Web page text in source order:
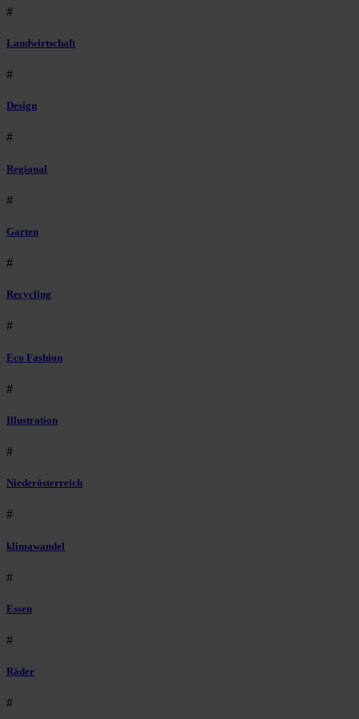
#
Landwirtschaft
#
Design
#
Regional
#
Garten
#
Recycling
#
Eco Fashion
#
Illustration
#
Niederösterreich
#
klimawandel
#
Essen
#
Räder
#